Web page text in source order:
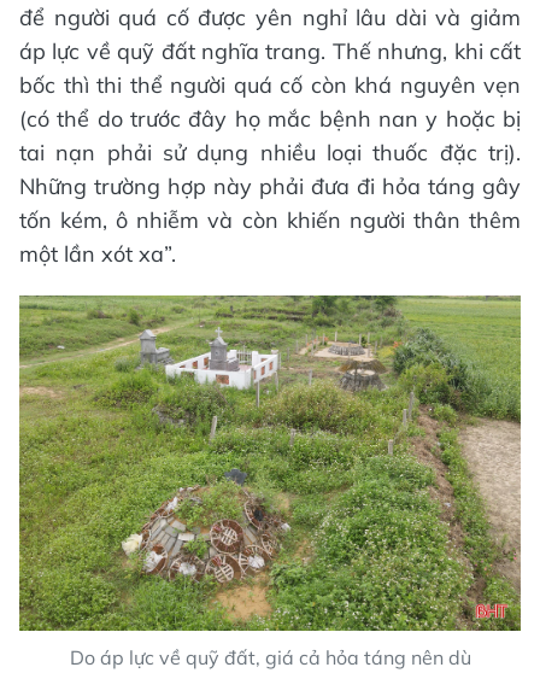
để người quá cố được yên nghỉ lâu dài và giảm
áp lực về quỹ đất nghĩa trang. Thế nhưng, khi cất
bốc thì thi thể người quá cố còn khá nguyên vẹn
(có thể do trước đây họ mắc bệnh nan y hoặc bị
tai nạn phải sử dụng nhiều loại thuốc đặc trị).
Những trường hợp này phải đưa đi hỏa táng gây
tốn kém, ô nhiễm và còn khiến người thân thêm
một lần xót xa”.
Do áp lực về quỹ đất, giá cả hỏa táng nên dù